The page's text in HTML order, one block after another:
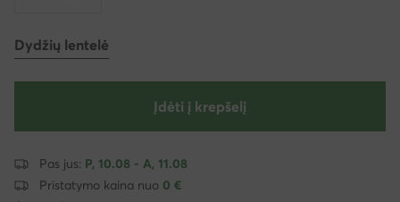
Dydžių lentelė
Įdėti į krepšelį
Pas jus: P, 10.08 - A, 11.08
Pristatymo kaina nuo 0 €